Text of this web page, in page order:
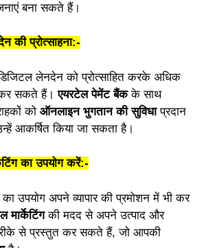
बना सकते हैं।
की प्रोत्साहना:-
लेनदेन को प्रोत्साहित करके अधिक
सकते हैं।एयरटेल पेमेंट बैंकके साथ
को ऑनलाइन भुगतान की सुविधाप्रदान
आकर्षित किया जा सकता है।
का उपयोग करें:-
का उपयोग अपने व्यापार की प्रमोशन में भी कर
मार्केटिंगकी मदद से अपने उत्पाद और
से प्रस्तुत कर सकते हैं, जो आपकी